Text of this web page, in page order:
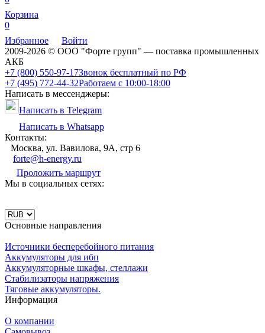
Корзина
0
Избранное
Войти
2009-2026 © ООО "Форте групп" — поставка промышленных
АКБ
+7 (800) 550-97-17Звонок бесплатный по РФ
+7 (495) 772-44-32Работаем с 10:00-18:00
Написать в мессенджеры:
Написать в Telegram
Написать в Whatsapp
Контакты:
Москва, ул. Вавилова, 9А, стр 6
forte@h-energy.ru
Проложить маршрут
Мы в социальных сетях:
Основные направления
Источники бесперебойного питания
Аккумуляторы для ибп
Аккумуляторные шкафы, стеллажи
Стабилизаторы напряжения
Тяговые аккумуляторы.
Информация
О компании